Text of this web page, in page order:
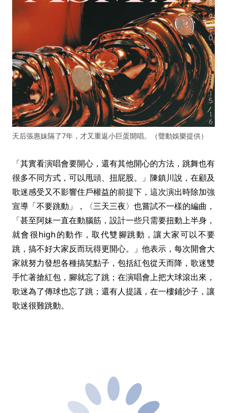
天后張惠妹隔了7年，才又重返小巨蛋開唱。（聲動娛樂提供）
「其實看演唱會要開心，還有其他開心的方法，跳舞也有
很多不同方式，可以甩頭、扭屁股。」陳鎮川說，在顧及
歌迷感受又不影響住戶權益的前提下，這次演出時除加強
宣導「不要跳動」，〈三天三夜〉也嘗試不一樣的編曲，
「甚至阿妹一直在動腦筋，設計一些只需要扭動上半身，
就會很high的動作，取代雙腳跳動，讓大家可以不要
跳，搞不好大家反而玩得更開心。」他表示，每次開會大
家就努力發想各種搞笑點子，包括紅包從天而降，歌迷雙
手忙著搶紅包，腳就忘了跳；在演唱會上把大球滾出來，
歌迷為了傳球也忘了跳；還有人提議，在一樓鋪沙子，讓
歌迷很難跳動。